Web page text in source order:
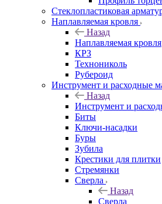
Стеклопластиковая
Наплавляемая кровля
Назад
Наплавляемая кровля
КРЗ
Технониколь
Рубероид
Инструмент и расходные
Назад
Инструмент и
Биты
Ключи-насадки
Буры
Зубила
Крестики для плитки
Стремянки
Сверла
Назад
Сверла